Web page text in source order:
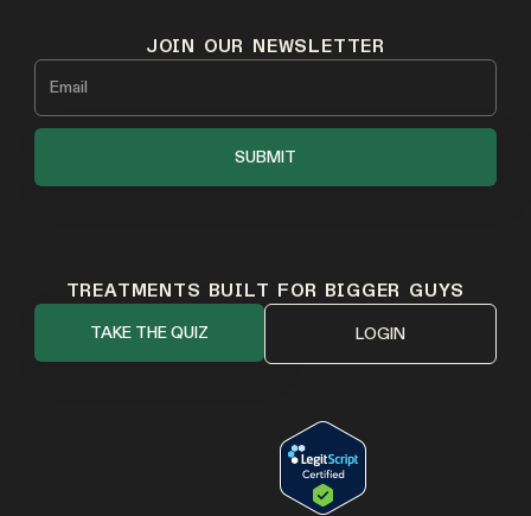
JOIN OUR NEWSLETTER
TREATMENTS BUILT FOR BIGGER GUYS
TAKE THE QUIZ LOGIN